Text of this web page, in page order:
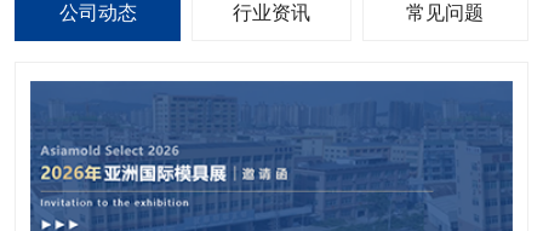
公司动态 行业资讯 常见问题